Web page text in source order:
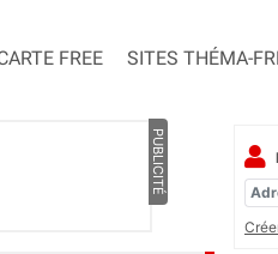
FREE SITES THÉMA-
PUBLICITÉ